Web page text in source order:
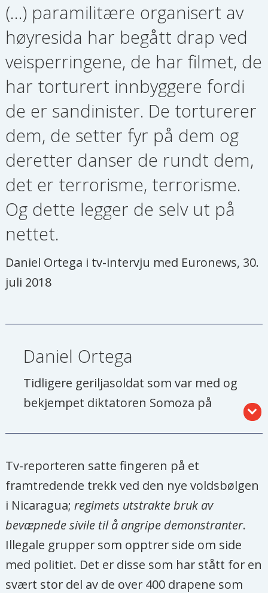
(…) paramilitære organisert av
høyresida har begått drap ved
veisperringene, de har filmet, de
har torturert innbyggere fordi
de er sandinister. De torturerer
dem, de setter fyr på dem og
deretter danser de rundt dem,
det er terrorisme, terrorisme.
Og dette legger de selv ut på
nettet.
Daniel Ortega i tv-intervju med Euronews, 30.
juli 2018
Daniel Ortega
Tidligere geriljasoldat som var med og
bekjempet diktatoren Somoza på
sandinistrevolusjonens første år var
contras-krigen som delvis var ulovlig
finansiert av USA. Contras var i
hovedsak rekruttert blant bønder.
Mange av disse var misfornøyd med
kollektiviseringen av landbruket.
Tv-reporteren satte fingeren på et
framtredende trekk ved den nye voldsbølgen
i Nicaragua;regimets utstrakte bruk av
bevæpnede sivile til å angripe demonstranter.
Illegale grupper som opptrer side om side
med politiet. Det er disse som har stått for en
svært stor del av de over 400 drapene som